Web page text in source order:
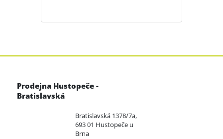
Prodejna Hustopeče -
Bratislavská
Bratislavská 1378/7a,
693 01 Hustopeče u
Brna